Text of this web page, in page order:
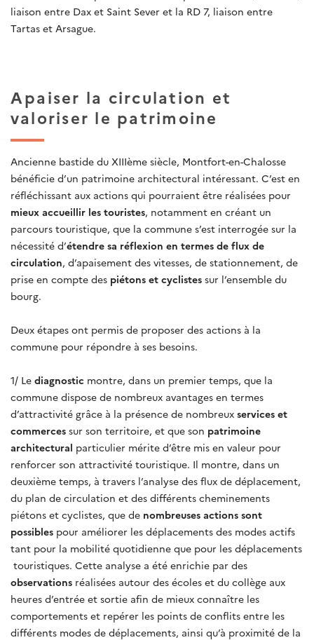
liaison entre Dax et Saint Sever et la RD 7, liaison entre
Tartas et Arsague.
Apaiser la circulation et
valoriser le patrimoine
Ancienne bastide du XIIIème siècle, Montfort-en-Chalosse
bénéficie d’un patrimoine architectural intéressant. C’est en
réfléchissant aux actions qui pourraient être réalisées pour
mieux accueillir les touristes, notamment en créant un
parcours touristique, que la commune s’est interrogée sur la
nécessité d’étendre sa réflexion en termes de flux de
circulation, d’apaisement des vitesses, de stationnement, de
prise en compte des piétons et cyclistes sur l’ensemble du
bourg.
Deux étapes ont permis de proposer des actions à la
commune pour répondre à ses besoins.
1/ Le diagnostic montre, dans un premier temps, que la
commune dispose de nombreux avantages en termes
d’attractivité grâce à la présence de nombreux services et
commerces sur son territoire, et que son patrimoine
architectural particulier mérite d’être mis en valeur pour
renforcer son attractivité touristique. Il montre, dans un
deuxième temps, à travers l’analyse des flux de déplacement,
du plan de circulation et des différents cheminements
piétons et cyclistes, que de nombreuses actions sont
possibles pour améliorer les déplacements des modes actifs
tant pour la mobilité quotidienne que pour les déplacements
touristiques. Cette analyse a été enrichie par des
observations réalisées autour des écoles et du collège aux
heures d’entrée et sortie afin de mieux connaître les
comportements et repérer les points de conflits entre les
différents modes de déplacements, ainsi qu’à proximité de la